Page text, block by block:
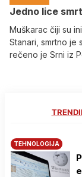
Јedno lice
Muškarac čiji su
Stanari, smrtno je
rečeno je Srni iz
TEHNOLOGIJA